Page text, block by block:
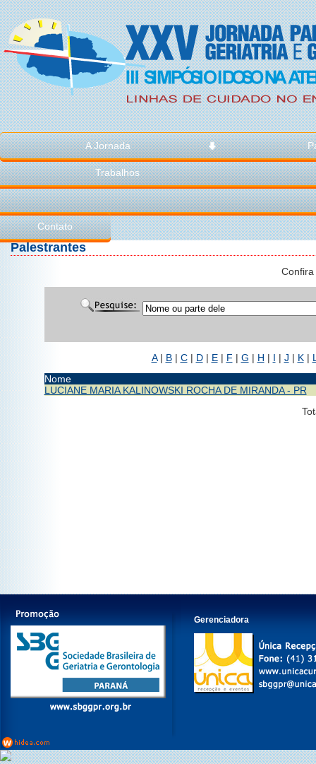
A Jornada
Trabalhos
Contato
Palestrantes
A| B| C| D| E| F | G | H | I | J | K|
Nome
LUCIANE MARIA KALINOWSKI ROCHA DE MIRANDA - PR
Gerenciadora